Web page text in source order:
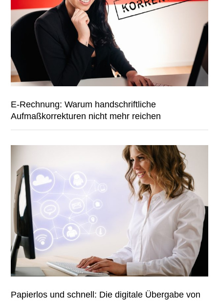
E-Rechnung: Warum handschriftliche
Aufmaßkorrekturen nicht mehr reichen
Papierlos und schnell: Die digitale Übergabe von